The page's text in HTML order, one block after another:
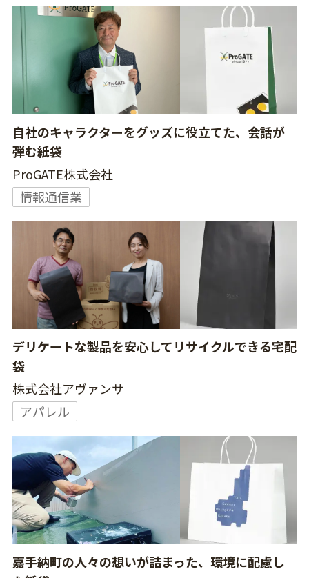
自社のキャラクターをグッズに役立てた、会話が
弾む紙袋
ProGATE株式会社
情報通信業
デリケートな製品を安心してリサイクルできる宅配
袋
株式会社アヴァンサ
アパレル
嘉手納町の人々の想いが詰まった、環境に配慮し